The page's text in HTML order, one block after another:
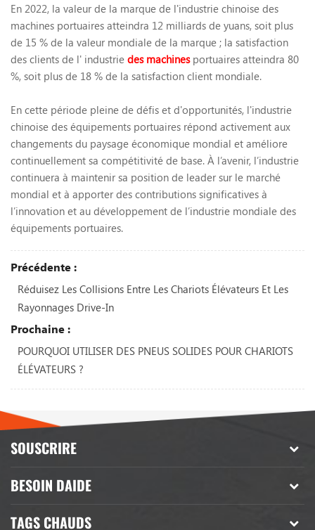
En 2022, la valeur de la marque de l'industrie chinoise des
machines portuaires atteindra 12 milliards de yuans, soit plus
de 15 % de la valeur mondiale de la marque ; la satisfaction
des clients de l' industrie des machinesportuaires atteindra 80
%, soit plus de 18 % de la satisfaction client mondiale.
En cette période pleine de défis et d'opportunités, l'industrie
chinoise des équipements portuaires répond activement aux
changements du paysage économique mondial et améliore
continuellement sa compétitivité de base. À l’avenir, l’industrie
continuera à maintenir sa position de leader sur le marché
mondial et à apporter des contributions significatives à
l’innovation et au développement de l’industrie mondiale des
équipements portuaires.
Précédente :
Réduisez Les Collisions Entre Les Chariots Élévateurs Et Les
Rayonnages Drive-In
Prochaine :
POURQUOI UTILISER DES PNEUS SOLIDES POUR CHARIOTS
ÉLÉVATEURS ?
SOUSCRIRE
BESOIN DAIDE
TAGS CHAUDS